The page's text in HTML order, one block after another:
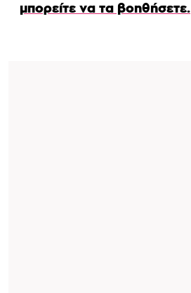
μπορείτε να τα βοηθήσετε.